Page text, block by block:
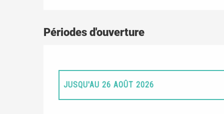
Périodes d'ouverture
JUSQU'AU 26 AOÛT 2026